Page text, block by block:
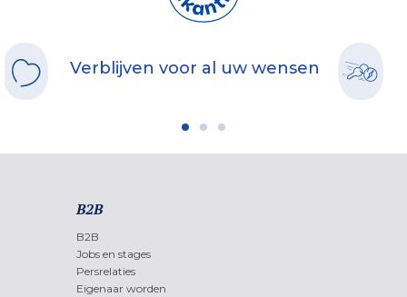
Verblijven voor al uw wensen
B2B
B2B
Jobs en stages
Persrelaties
Eigenaar worden